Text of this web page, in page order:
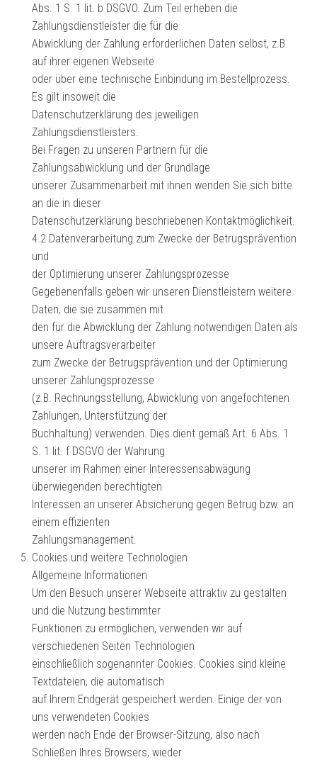
Abs. 1 S. 1 lit. b DSGVO. Zum Teil erheben die
Zahlungsdienstleister die für die
Abwicklung der Zahlung erforderlichen Daten selbst, z.B.
auf ihrer eigenen Webseite
oder über eine technische Einbindung im Bestellprozess.
Es gilt insoweit die
Datenschutzerklärung des jeweiligen
Zahlungsdienstleisters.
Bei Fragen zu unseren Partnern für die
Zahlungsabwicklung und der Grundlage
unserer Zusammenarbeit mit ihnen wenden Sie sich bitte
an die in dieser
Datenschutzerklärung beschriebenen Kontaktmöglichkeit.
4.2 Datenverarbeitung zum Zwecke der Betrugsprävention
und
der Optimierung unserer Zahlungsprozesse
Gegebenenfalls geben wir unseren Dienstleistern weitere
Daten, die sie zusammen mit
den für die Abwicklung der Zahlung notwendigen Daten als
unsere Auftragsverarbeiter
zum Zwecke der Betrugsprävention und der Optimierung
unserer Zahlungsprozesse
(z.B. Rechnungsstellung, Abwicklung von angefochtenen
Zahlungen, Unterstützung der
Buchhaltung) verwenden. Dies dient gemäß Art. 6 Abs. 1
S. 1 lit. f DSGVO der Wahrung
unserer im Rahmen einer Interessensabwägung
überwiegenden berechtigten
Interessen an unserer Absicherung gegen Betrug bzw. an
einem effizienten
Zahlungsmanagement.
Cookies und weitere Technologien
Allgemeine Informationen
Um den Besuch unserer Webseite attraktiv zu gestalten
und die Nutzung bestimmter
Funktionen zu ermöglichen, verwenden wir auf
verschiedenen Seiten Technologien
einschließlich sogenannter Cookies. Cookies sind kleine
Textdateien, die automatisch
auf Ihrem Endgerät gespeichert werden. Einige der von
uns verwendeten Cookies
werden nach Ende der Browser-Sitzung, also nach
Schließen Ihres Browsers, wieder